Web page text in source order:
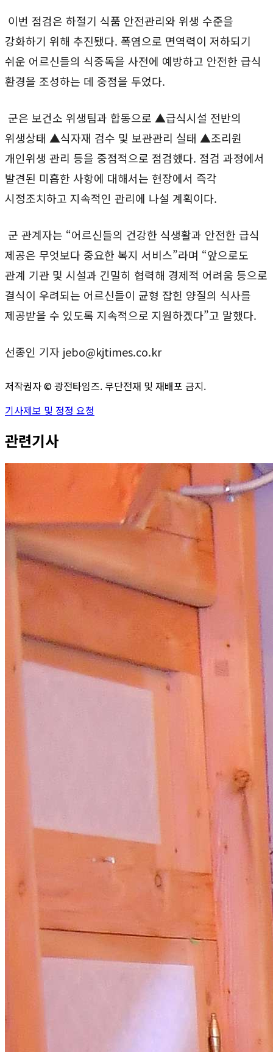
이번 점검은 하절기 식품 안전관리와 위생 수준을
강화하기 위해 추진됐다. 폭염으로 면역력이 저하되기
쉬운 어르신들의 식중독을 사전에 예방하고 안전한 급식
환경을 조성하는 데 중점을 두었다.
군은 보건소 위생팀과 합동으로 ▲급식시설 전반의
위생상태 ▲식자재 검수 및 보관관리 실태 ▲조리원
개인위생 관리 등을 중점적으로 점검했다. 점검 과정에서
발견된 미흡한 사항에 대해서는 현장에서 즉각
시정조치하고 지속적인 관리에 나설 계획이다.
군 관계자는 “어르신들의 건강한 식생활과 안전한 급식
제공은 무엇보다 중요한 복지 서비스”라며 “앞으로도
관계 기관 및 시설과 긴밀히 협력해 경제적 어려움 등으로
결식이 우려되는 어르신들이 균형 잡힌 양질의 식사를
제공받을 수 있도록 지속적으로 지원하겠다”고 말했다.
선종인 기자 jebo@kjtimes.co.kr
저작권자 ©광전타임즈. 무단전재 및 재배포 금지.
기사제보 및 정정 요청
관련기사